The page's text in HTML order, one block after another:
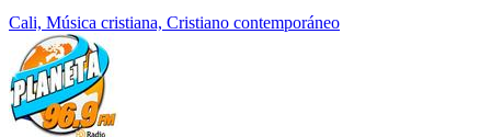
Cali, Música cristiana, Cristiano contemporáneo